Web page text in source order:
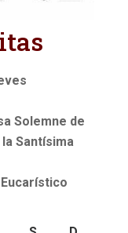
Solemne de
Santísima